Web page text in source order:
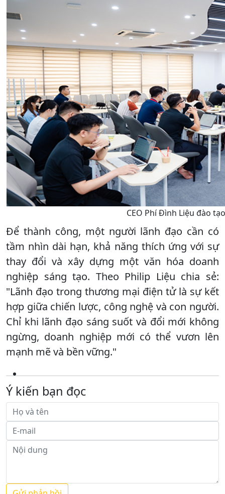
CEO Phí Đình Liệu đào
Để thành công, một người lãnh đạo cần có
tầm nhìn dài hạn, khả năng thích ứng với sự
thay đổi và xây dựng một văn hóa doanh
nghiệp sáng tạo. Theo Philip Liệu chia sẻ:
"Lãnh đạo trong thương mại điện tử là sự kết
hợp giữa chiến lược, công nghệ và con người.
Chỉ khi lãnh đạo sáng suốt và đổi mới không
ngừng, doanh nghiệp mới có thể vươn lên
mạnh mẽ và bền vững."
Ý kiến bạn đọc